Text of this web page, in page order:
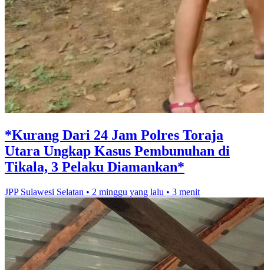
*Kurang Dari 24 Jam Polres Toraja
Utara Ungkap Kasus Pembunuhan di
Tikala, 3 Pelaku Diamankan*
JPP Sulawesi Selatan • 2 minggu yang lalu • 3 menit